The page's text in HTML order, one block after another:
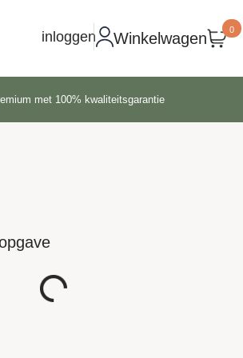
inloggen Winkelwagen 0
met 100% kwaliteitsgarantie